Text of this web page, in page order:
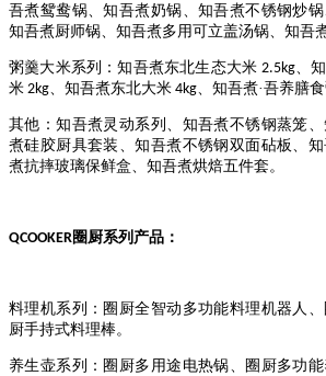
吾煮鸳鸯锅、知吾煮奶锅、知吾煮不锈钢炒锅
知吾煮厨师锅、知吾煮多用可立盖汤锅、知吾
粥羹大米系列：知吾煮东北生态大米 2.5kg、
米 2kg 、知吾煮东北大米 4kg 、知吾煮·吾养膳
其他：知吾煮灵动系列、知吾煮不锈钢蒸笼
煮硅胶厨具套装、知吾煮不锈钢双面砧板、
煮抗摔玻璃保鲜盒、知吾煮烘焙五件套。
QCOOKER圈厨系列产品：
料理机系列：圈厨全智动多功能料理机器人
厨手持式料理棒。
养生壶系列：圈厨多用途电热锅、圈厨多功